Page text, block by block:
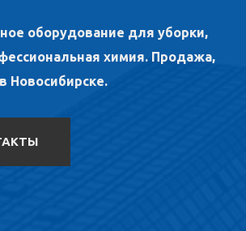
оборудование для уборки,
химия. Продажа,
Новосибирске.